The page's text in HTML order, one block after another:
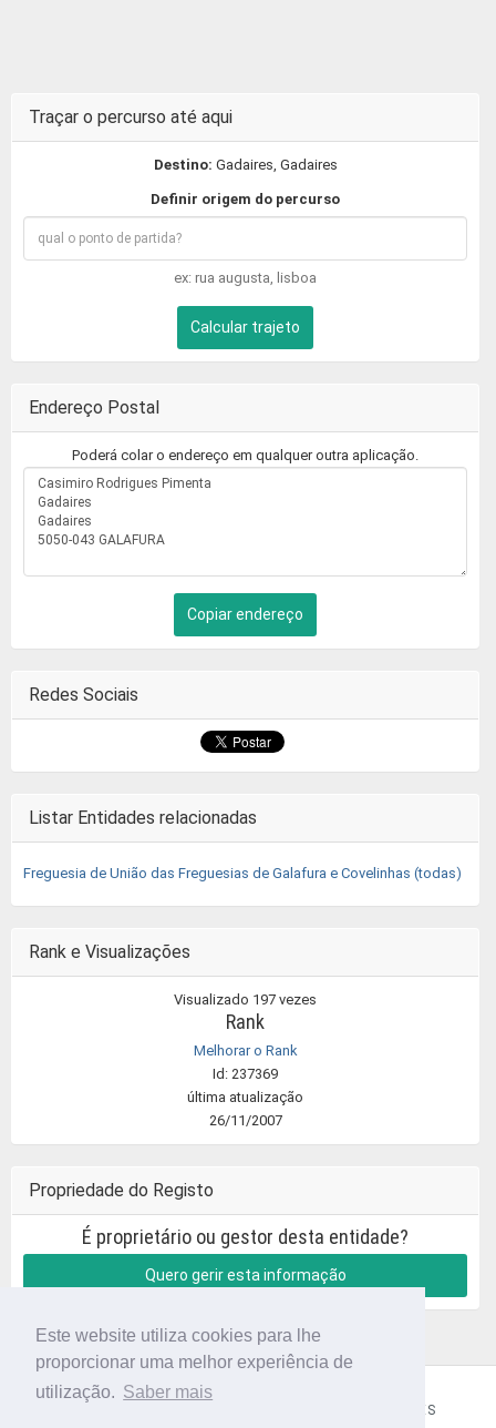
Este website utiliza cookies para lhe
proporcionar uma melhor experiência de
utilização. Saber mais
Traçar o percurso até aqui
Destino: Gadaires, Gadaires
Definir origem do percurso
ex: rua augusta, lisboa
Calcular trajeto
Endereço Postal
Poderá colar o endereço em qualquer outra aplicação.
Copiar endereço
Redes Sociais
Listar Entidades relacionadas
Freguesia de União das Freguesias de Galafura e Covelinhas (todas)
Rank e Visualizações
Visualizado 197 vezes
Rank
Melhorar o Rank
Id: 237369
última atualização
26/11/2007
Propriedade do Registo
É proprietário ou gestor desta entidade?
Quero gerir esta informação
TERMOS E CONDIÇÕES